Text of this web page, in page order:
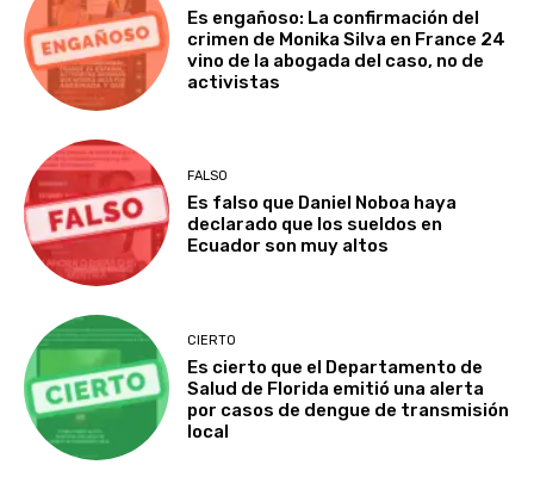
Es engañoso: La confirmación del
crimen de Monika Silva en France 24
vino de la abogada del caso, no de
activistas
FALSO
Es falso que Daniel Noboa haya
declarado que los sueldos en
Ecuador son muy altos
CIERTO
Es cierto que el Departamento de
Salud de Florida emitió una alerta
por casos de dengue de transmisión
local